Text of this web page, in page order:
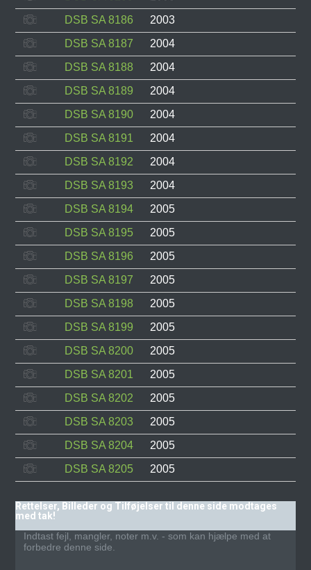
DSB SA 8186
2003
DSB SA 8187
2004
DSB SA 8188
2004
DSB SA 8189
2004
DSB SA 8190
2004
DSB SA 8191
2004
DSB SA 8192
2004
DSB SA 8193
2004
DSB SA 8194
2005
DSB SA 8195
2005
DSB SA 8196
2005
DSB SA 8197
2005
DSB SA 8198
2005
DSB SA 8199
2005
DSB SA 8200
2005
DSB SA 8201
2005
DSB SA 8202
2005
DSB SA 8203
2005
DSB SA 8204
2005
DSB SA 8205
2005
Rettelser, Billeder og Tilføjelser til denne side modtages
med tak!